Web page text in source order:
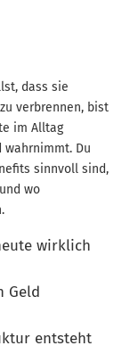
dass sie
verbrennen, bist
im Alltag
wahrnimmt. Du
sinnvoll sind,
wo
wirklich
Geld
entsteht